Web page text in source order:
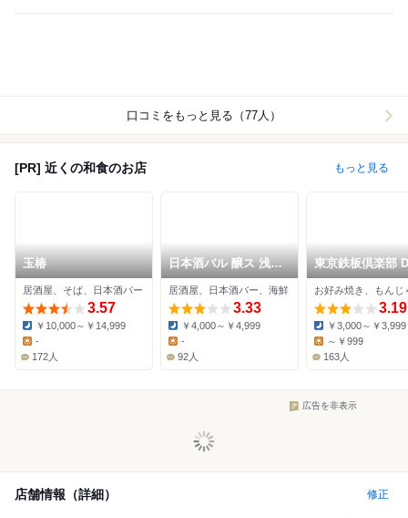
口コミをもっと見る（77人）
[PR] 近くの和食のお店 もっと見る
玉椿
居酒屋、そば、日本酒バー
3.57
Dinner:
￥10,000～￥14,999
-
172人
日本酒バル 醸ス 浅草
橋
居酒屋、日本酒バー、海鮮
3.33
Dinner:
￥4,000～￥4,999
Lunch:
-
92人
東京鉄板倶楽部
3.19
Dinner:
￥3,000～￥3,999
～￥999
163人
広告を非表示
店舗情報（詳細） 修正